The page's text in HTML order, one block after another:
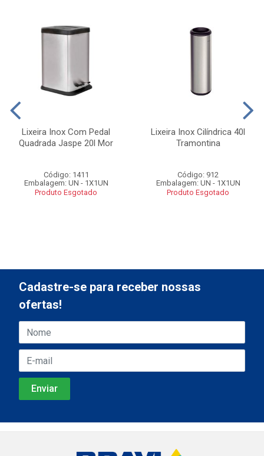
Lixeira Inox Com Pedal
Quadrada Jaspe 20l Mor
Código: 1411
Embalagem: UN - 1X1UN
Produto Esgotado
Lixeira Inox Cilíndrica 40l
Tramontina
Código: 912
Embalagem: UN - 1X1UN
Produto Esgotado
Cadastre-se para receber nossas
ofertas!